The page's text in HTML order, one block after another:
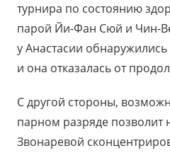
турнира по состоянию
парой Йи-Фан Сюй и Чин-
у Анастасии
и она отказалась от
С другой стороны,
парном разряде позволит
Звонаревой